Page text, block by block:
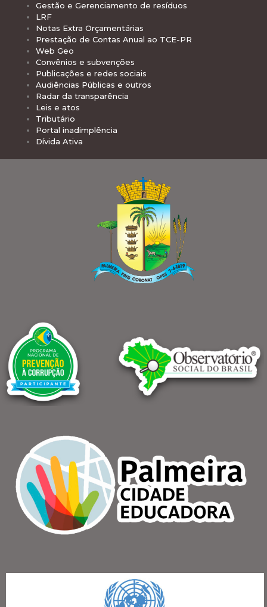
Gestão e Gerenciamento de resíduos
LRF
Notas Extra Orçamentárias
Prestação de Contas Anual ao TCE-PR
Web Geo
Convênios e subvenções
Publicações e redes sociais
Audiências Públicas e outros
Radar da transparência
Leis e atos
Tributário
Portal inadimplência
Dívida Ativa